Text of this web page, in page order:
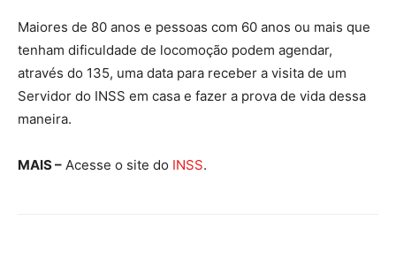
Maiores de 80 anos e pessoas com 60 anos ou mais que
tenham dificuldade de locomoção podem agendar,
através do 135, uma data para receber a visita de um
Servidor do INSS em casa e fazer a prova de vida dessa
maneira.
MAIS – Acesse o site do INSS.